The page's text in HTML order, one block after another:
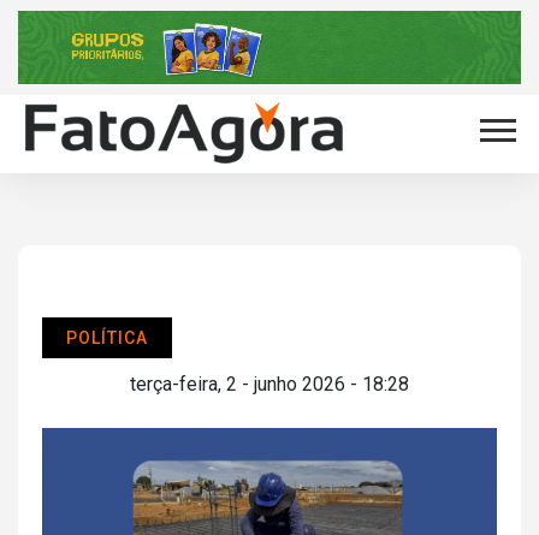
POLÍTICA
terça-feira, 2 - junho 2026 - 18:28